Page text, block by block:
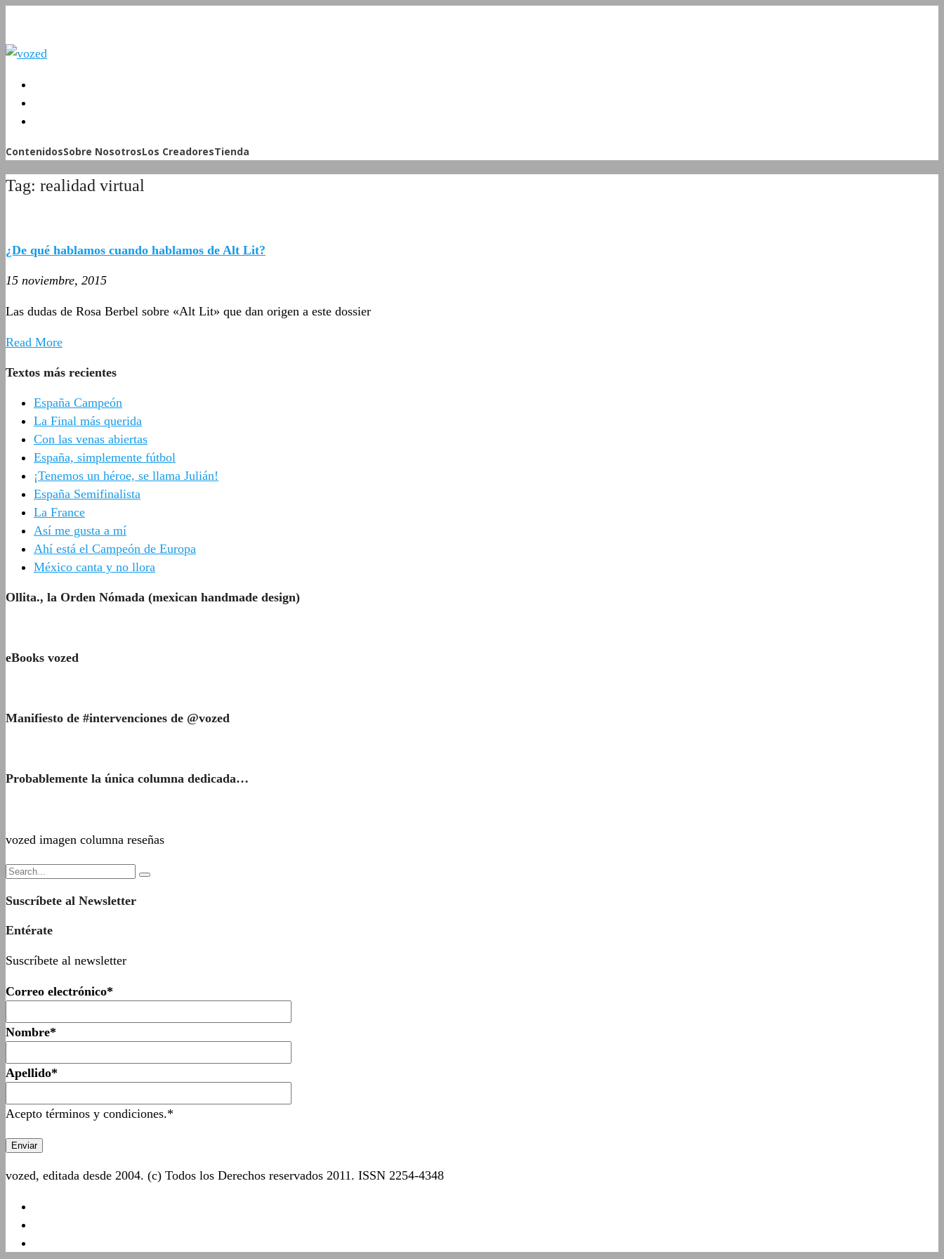
ContenidosSobre NosotrosLos CreadoresTienda
Tag: realidad virtual
¿De qué hablamos cuando hablamos de Alt Lit?
15 noviembre, 2015
Las dudas de Rosa Berbel sobre «Alt Lit» que dan origen a este dossier
Read More
Textos más recientes
España Campeón
La Final más querida
Con las venas abiertas
España, simplemente fútbol
¡Tenemos un héroe, se llama Julián!
España Semifinalista
La France
Así me gusta a mí
Ahí está el Campeón de Europa
México canta y no llora
Ollita., la Orden Nómada (mexican handmade design)
eBooks vozed
Manifiesto de #intervenciones de @vozed
Probablemente la única columna dedicada…
vozed imagen columna reseñas
Suscríbete al Newsletter
Entérate
Suscríbete al newsletter
Correo electrónico*
Nombre*
Apellido*
Acepto términos y condiciones.*
vozed, editada desde 2004. (c) Todos los Derechos reservados 2011. ISSN 2254-4348